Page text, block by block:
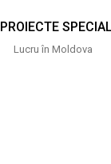
PROIECTE
Lucru în Moldova